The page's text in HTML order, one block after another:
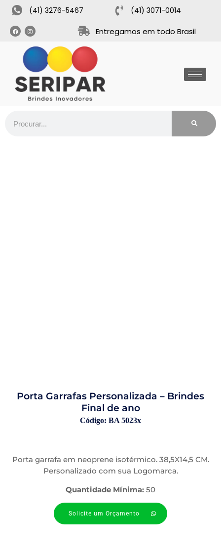
(41) 3276-5467 (41) 3071-0014
Entregamos em todo Brasil
Porta Garrafas Personalizada – Brindes
Final de ano
Código: BA 5023x
Porta garrafa em neoprene isotérmico. 38,5X14,5 CM.
Personalizado com sua Logomarca.
Quantidade Mínima: 50
Solicite um Orçamento